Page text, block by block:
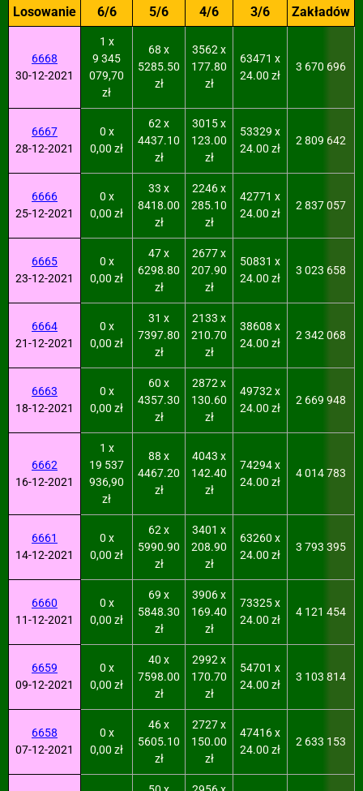
Losowanie 6/6 5/6 4/6 3/6 Zakładów
6668
30-12-2021
1 x
9 345
079,70
zł
68 x
5285.50
zł
3562 x
177.80
zł
63471 x
24.00 zł
3 670 696
6667
28-12-2021
0 x
0,00 zł
62 x
4437.10
zł
3015 x
123.00
zł
53329 x
24.00 zł
2 809 642
6666
25-12-2021
0 x
0,00 zł
33 x
8418.00
zł
2246 x
285.10
zł
42771 x
24.00 zł
2 837 057
6665
23-12-2021
0 x
0,00 zł
47 x
6298.80
zł
2677 x
207.90
zł
50831 x
24.00 zł
3 023 658
6664
21-12-2021
0 x
0,00 zł
31 x
7397.80
zł
2133 x
210.70
zł
38608 x
24.00 zł
2 342 068
6663
18-12-2021
0 x
0,00 zł
60 x
4357.30
zł
2872 x
130.60
zł
49732 x
24.00 zł
2 669 948
6662
16-12-2021
1 x
19 537
936,90
zł
88 x
4467.20
zł
4043 x
142.40
zł
74294 x
24.00 zł
4 014 783
6661
14-12-2021
0 x
0,00 zł
62 x
5990.90
zł
3401 x
208.90
zł
63260 x
24.00 zł
3 793 395
6660
11-12-2021
0 x
0,00 zł
69 x
5848.30
zł
3906 x
169.40
zł
73325 x
24.00 zł
4 121 454
6659
09-12-2021
0 x
0,00 zł
40 x
7598.00
zł
2992 x
170.70
zł
54701 x
24.00 zł
3 103 814
6658
07-12-2021
0 x
0,00 zł
46 x
5605.10
zł
2727 x
150.00
zł
47416 x
24.00 zł
2 633 153